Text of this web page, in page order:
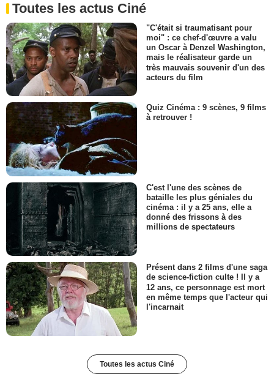
Toutes les actus Ciné
"C'était si traumatisant pour
moi" : ce chef-d'œuvre a valu
un Oscar à Denzel Washington,
mais le réalisateur garde un
très mauvais souvenir d'un des
acteurs du film
Quiz Cinéma : 9 scènes, 9 films
à retrouver !
C'est l'une des scènes de
bataille les plus géniales du
cinéma : il y a 25 ans, elle a
donné des frissons à des
millions de spectateurs
Présent dans 2 films d'une saga
de science-fiction culte ! Il y a
12 ans, ce personnage est mort
en même temps que l'acteur qui
l'incarnait
Toutes les actus Ciné